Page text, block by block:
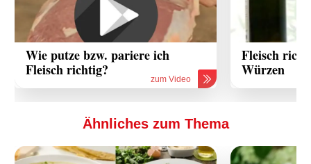
Wie putze bzw. pariere ich
Fleisch richtig?
zum Video
Fleisch
Würzen
Ähnliches zum Thema